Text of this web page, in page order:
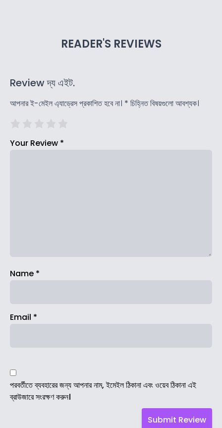
READER'S REVIEWS
Review দ্য এইট.
আপনার ই-মেইল এ্যাড্রেস প্রকাশিত হবে না। * চিহ্নিত বিষয়গুলো আবশ্যক।
Your Review *
Name *
Email *
পরবর্তীতে ব্যবহারের জন্য আপনার নাম, ইমেইল ঠিকানা এবং ওয়েব ঠিকানা এই
ব্রাউজারে সংরক্ষণ করুন।